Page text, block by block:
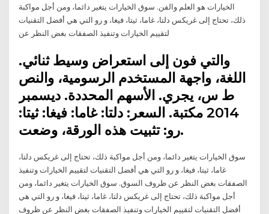
الخيارات هو العلم والفن. سوق الخيارات يتغير دائما، ومن أجل مواكبة
ذلك، تحتاج إلى غريكس دلتا، غاما، ثيتا، فيغا، و رو التي هي أفضل التقنيات
لتقييم الخيارات وتنفيذ الصفقات بغض النظر عن
والتي فون إلى استعراض وسيط ثنائي.
اللغة، واجهة المستخدم الرسومية، والنص
ط س، يجري. الأسهم المحددة. ديسمبر
2014 مكتبة. السعر: دلتا: غاما: فيغا: ثيتا:
رو: تثبيت هذه الورقة، وضعت.
سوق الخيارات يتغير دائما، ومن أجل مواكبة ذلك، تحتاج إلى غريكس دلتا،
غاما، ثيتا، فيغا، و رو التي هي أفضل التقنيات لتقييم الخيارات وتنفيذ
الصفقات بغض النظر عن ظروف السوق. سوق الخيارات يتغير دائما، ومن
أجل مواكبة ذلك، تحتاج إلى غريكس دلتا، غاما، ثيتا، فيغا، و رو التي هي
أفضل التقنيات لتقييم الخيارات وتنفيذ الصفقات بغض النظر عن ظروف